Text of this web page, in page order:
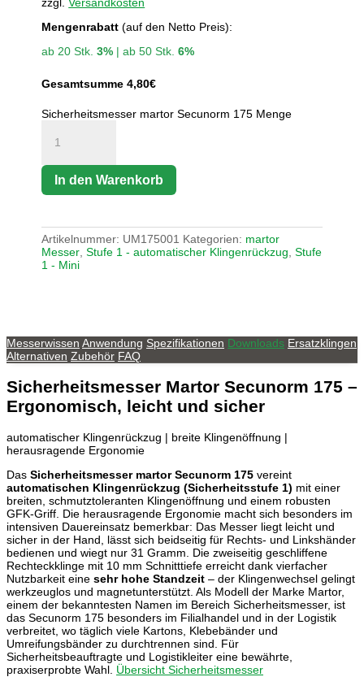
zzgl.Versandkosten
Mengenrabatt (auf den Netto Preis):
ab 20 Stk.3% | ab 50 Stk.6%
Gesamtsumme 4,80€
Sicherheitsmesser martor Secunorm 175 Menge
In den Warenkorb
Artikelnummer: UM175001 Kategorien: martor
Messer ,Stufe 1 - automatischer Klingenrückzug ,Stufe
1 - Mini
Messerwissen Anwendung Spezifikationen Downloads Ersatzklingen
Alternativen Zubehör FAQ
Sicherheitsmesser Martor Secunorm 175 –
Ergonomisch, leicht und sicher
automatischer Klingenrückzug | breite Klingenöffnung |
herausragende Ergonomie
Das Sicherheitsmesser martor Secunorm 175 vereint
automatischen Klingenrückzug (Sicherheitsstufe 1) mit einer
breiten, schmutztoleranten Klingenöffnung und einem robusten
GFK-Griff. Die herausragende Ergonomie macht sich besonders im
intensiven Dauereinsatz bemerkbar: Das Messer liegt leicht und
sicher in der Hand, lässt sich beidseitig für Rechts- und Linkshänder
bedienen und wiegt nur 31 Gramm. Die zweiseitig geschliffene
Rechteckklinge mit 10 mm Schnitttiefe erreicht dank vierfacher
Nutzbarkeit eine sehr hohe Standzeit – der Klingenwechsel gelingt
werkzeuglos und magnetunterstützt. Als Modell der Marke Martor,
einem der bekanntesten Namen im Bereich Sicherheitsmesser, ist
das Secunorm 175 besonders im Filialhandel und in der Logistik
verbreitet, wo täglich viele Kartons, Klebebänder und
Umreifungsbänder zu durchtrennen sind. Für
Sicherheitsbeauftragte und Logistikleiter eine bewährte,
praxiserprobte Wahl. Übersicht Sicherheitsmesser